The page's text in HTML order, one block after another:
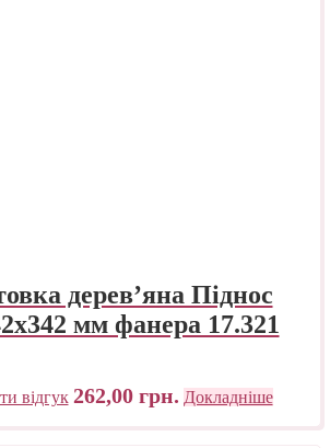
дерев’яна Піднос
мм фанера 17.321
відгук 262,00 грн. Докладніше